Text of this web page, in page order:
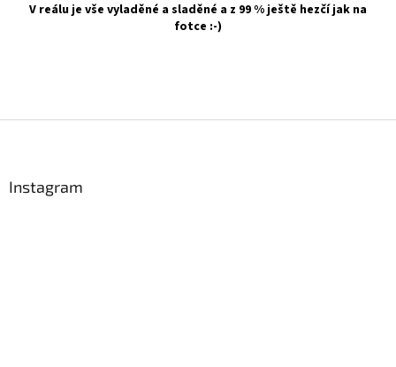
V reálu je vše vyladěné a sladěné a z 99 % ještě hezčí jak na
fotce :-)
Instagram